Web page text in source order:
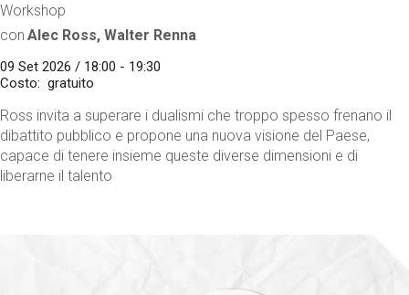
Workshop
con Alec Ross, Walter Renna
09 Set 2026 / 18:00 - 19:30
Costo
gratuito
Ross invita a superare i dualismi che troppo spesso frenano il
dibattito pubblico e propone una nuova visione del Paese,
capace di tenere insieme queste diverse dimensioni e di
liberarne il talento